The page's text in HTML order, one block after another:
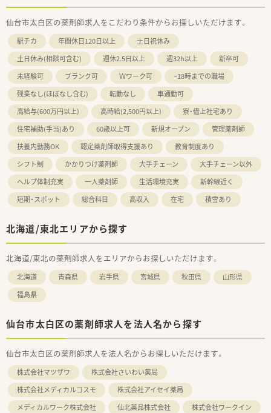
仙台市太白区の薬剤師求人をこだわり条件からお探しいただけます。
駅チカ 年間休日120日以上
土日祝休み
土日休み(相談可含む)
週休2.5日以上 週32h以上
新卒可
未経験可
ブランク可 Ｗワーク可
~18時までの職場
残業なし(ほぼなし含む)
転勤なし
車通勤可
高給与(600万円以上)
高時給(2,500円以上)
寮・借上社宅あり
住宅補助(手当)あり
60歳以上可 新規オープン
管理薬剤師
扶養内勤務OK
認定薬剤師取得支援あり
教育制度あり
シフト制
かかりつけ薬剤師 大手チェーン
大手チェーン以外
ヘルプ体制充実
一人薬剤師 生活環境充実
新幹線近く
短期・スポット
総合科目 高収入 在宅 積雪あり
北海道/東北エリアから探す
北海道/東北の薬剤師求人をエリアからお探しいただけます。
北海道 青森県 岩手県 宮城県 秋田県
山形県
福島県
仙台市太白区の薬剤師求人を法人名から探す
仙台市太白区の薬剤師求人を法人名からお探しいただけます。
株式会社マツザワ
株式会社さいわい薬局
株式会社メディカルコスモ
株式会社アイセイ薬局
メディカルワーク株式会社
仙北薬品株式会社
株式会社ワークイン